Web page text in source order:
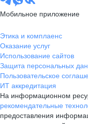
Мобильное приложение
Этика и комплаенс
Оказание услуг
Использование сайтов
Защита персональных
Пользовательское
ИТ аккредитация
На информационном
рекомендательные
предоставления